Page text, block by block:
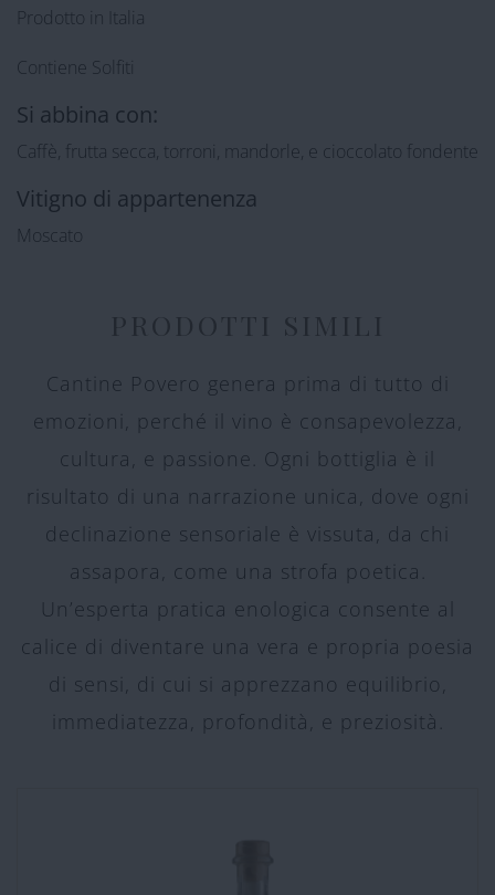
Prodotto in Italia
Contiene Solfiti
Si abbina con:
Caffè, frutta secca, torroni, mandorle, e cioccolato fondente
Vitigno di appartenenza
Moscato
PRODOTTI SIMILI
Cantine Povero genera prima di tutto di
emozioni, perché il vino è consapevolezza,
cultura, e passione. Ogni bottiglia è il
risultato di una narrazione unica, dove ogni
declinazione sensoriale è vissuta, da chi
assapora, come una strofa poetica.
Un’esperta pratica enologica consente al
calice di diventare una vera e propria poesia
di sensi, di cui si apprezzano equilibrio,
immediatezza, profondità, e preziosità.